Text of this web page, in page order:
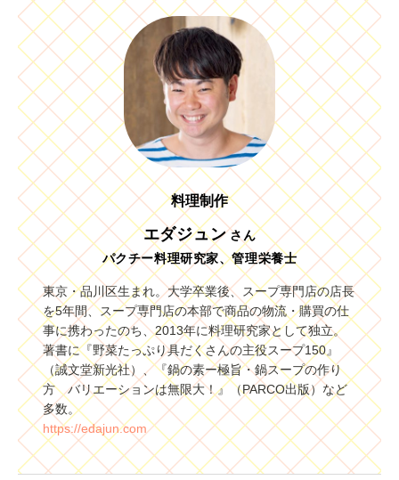
料理制作
エダジュン さん
パクチー料理研究家、管理栄養士
東京・品川区生まれ。大学卒業後、スープ専門店の店長
を5年間、スープ専門店の本部で商品の物流・購買の仕
事に携わったのち、2013年に料理研究家として独立。
著書に『野菜たっぷり具だくさんの主役スープ150』
（誠文堂新光社）、『鍋の素ー極旨・鍋スープの作り
方 バリエーションは無限大！』（PARCO出版）など
多数。
https://edajun.com